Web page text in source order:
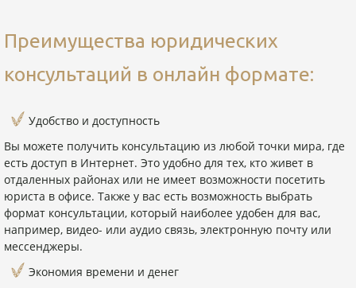
Преимущества юридических
консультаций в онлайн формате:
Удобство и доступность
Вы можете получить консультацию из любой точки мира, где
есть доступ в Интернет. Это удобно для тех, кто живет в
отдаленных районах или не имеет возможности посетить
юриста в офисе. Также у вас есть возможность выбрать
формат консультации, который наиболее удобен для вас,
например, видео- или аудио связь, электронную почту или
мессенджеры.
Экономия времени и денег